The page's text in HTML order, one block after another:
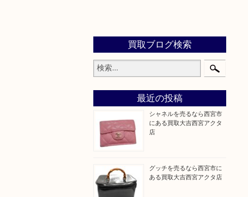
買取ブログ検索
最近の投稿
シャネルを売るなら西宮市
にある買取大吉西宮アクタ
店
グッチを売るなら西宮市に
ある買取大吉西宮アクタ店